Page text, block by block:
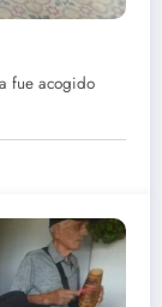
fue acogido